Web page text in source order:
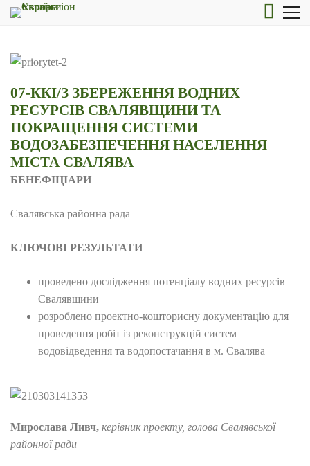
07-ККІ/З ЗБЕРЕЖЕННЯ ВОДНИХ
РЕСУРСІВ СВАЛЯВЩИНИ ТА
ПОКРАЩЕННЯ СИСТЕМИ
ВОДОЗАБЕЗПЕЧЕННЯ НАСЕЛЕННЯ
МІСТА СВАЛЯВА
БЕНЕФІЦІАРИ
Свалявська районна рада
КЛЮЧОВІ РЕЗУЛЬТАТИ
проведено дослідження потенціалу водних ресурсів
Свалявщини
розроблено проектно-кошторисну документацію для
проведення робіт із реконструкцій систем
водовідведення та водопостачання в м. Свалява
Мирослава Ливч, керівник проекту, голова Свалявської
районної ради